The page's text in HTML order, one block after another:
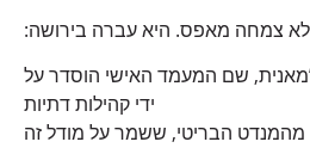
צמחה מאפס. היא עברה בירושה:
שם המעמד האישי הוסדר על
ידי קהילות דתיות
הבריטי, ששמר על מודל זה